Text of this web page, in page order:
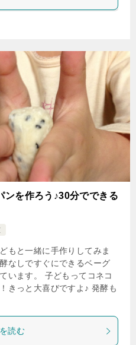
ンを作ろう♪30分でできる
もと一緒に手作りしてみま
なしですぐにできるベーグ
います。 子どもってコネコ
きっと大喜びですよ♪ 発酵も
読む